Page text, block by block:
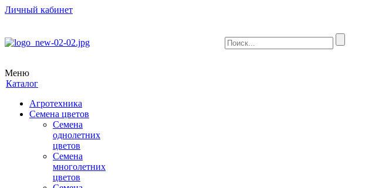
Личный кабинет
Меню
Каталог
Агротехника
Семена цветов
Семена
однолетних
цветов
Семена
многолетних
цветов